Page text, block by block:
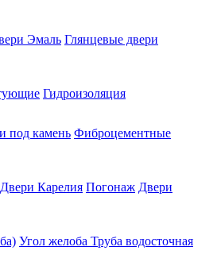
Эмаль Глянцевые двери
Гидроизоляция
под камень Фиброцементные
Двери Карелия Погонаж Двери
Угол желоба Труба водосточная